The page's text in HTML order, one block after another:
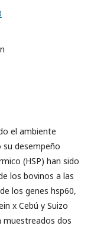
el ambiente
desempeño
(HSP) han sido
los bovinos a las
los genes hsp60,
x Cebú y Suizo
muestreados dos